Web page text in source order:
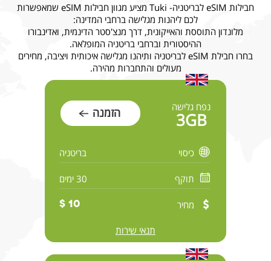
חבילות eSIM לבריטניה- Tuki מציע מגוון חבילות eSIM שמאפשרות
לכם ליהנות מגלישה ברחבי המדינה:
מלונדון התוססת והאייקונית, דרך מנצ'סטר הדינמית, ואדינבורו
ההיסטורית וברחבי בריטניה המופלאה.
בחרו חבילת eSIM לבריטניה ותיהנו מגלישה איכותית ויציבה, מחירים
מעולים והתחברות מהירה.
נפח גלישה
3GB הזמנה
כיסוי בריטניה
תוקף 30 ימים
מחיר 10 $
תנאי שירות